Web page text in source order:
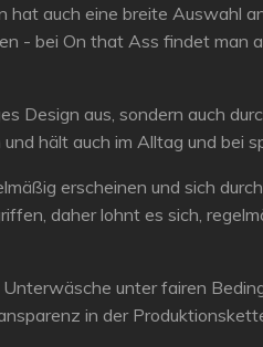
auch eine breite Auswahl
- bei On that Ass findet man
Design aus, sondern auch
hält auch im Alltag und bei
erscheinen und sich
daher lohnt es sich,
unter fairen
in der